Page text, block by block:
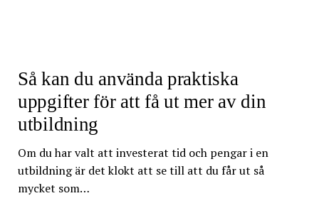
Så kan du använda praktiska
uppgifter för att få ut mer av din
utbildning
Om du har valt att investerat tid och pengar i en
utbildning är det klokt att se till att du får ut så
mycket som…